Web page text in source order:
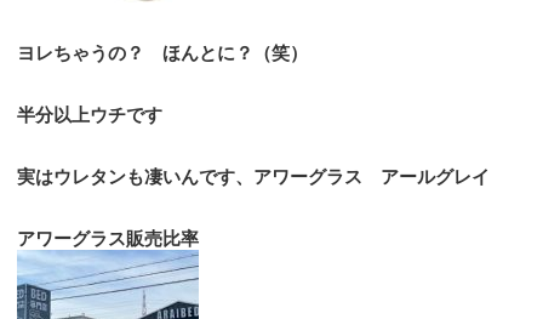
ヨレちゃうの？ ほんとに？（笑）
半分以上ウチです
実はウレタンも凄いんです、アワーグラス アールグレイ
アワーグラス販売比率